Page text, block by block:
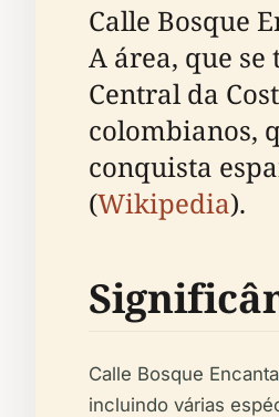
Calle Bosque
A área, que
Central da
colombianos,
conquista
(Wikipedia).
Calle Bosque
incluindo várias